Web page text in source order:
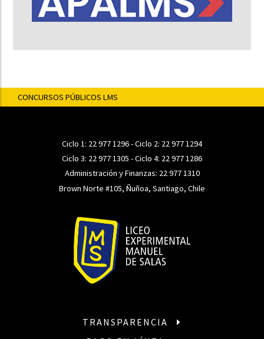
CONCURSOS PÚBLICOS LMS
Ciclo 1: 22 977 1296- Ciclo 2: 22 977 1294
Ciclo 3: 22 977 1305 - Ciclo 4: 22 977 1286
Administración y Finanzas: 22 977 1310
Brown Norte #105, Ñuñoa, Santiago, Chile
TRANSPARENCIA